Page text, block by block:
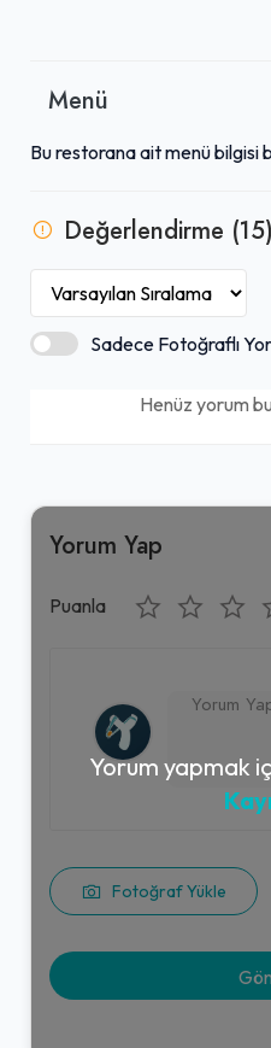
Menü
Bu restorana ait menü bilgisi
Değerlendirme (15)
Sadece Fotoğraflı
Henüz yorum
Yorum Yap
Puanla
Fotoğraf Yükle
Yorum yapmak